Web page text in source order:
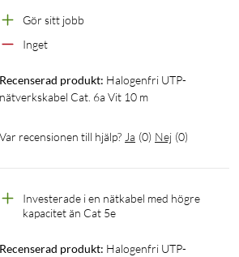
Gör sitt jobb
Inget
Recenserad produkt: Halogenfri UTP-
nätverkskabel Cat. 6a Vit 10 m
Var recensionen till hjälp? Ja (0) Nej (0)
Investerade i en nätkabel med högre
kapacitet än Cat 5e
Recenserad produkt: Halogenfri UTP-